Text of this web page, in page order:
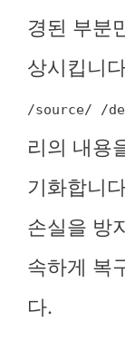
경된 부분
상시킵니
/source/ /
리의 내용
기화합니
손실을 방
속하게 복
다.